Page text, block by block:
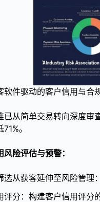
软件驱动的客户信用与合
已从简单交易转向深度审
。
风险评估与预警：
选从获客延伸至风险管理：
评分：构建客户信用评分